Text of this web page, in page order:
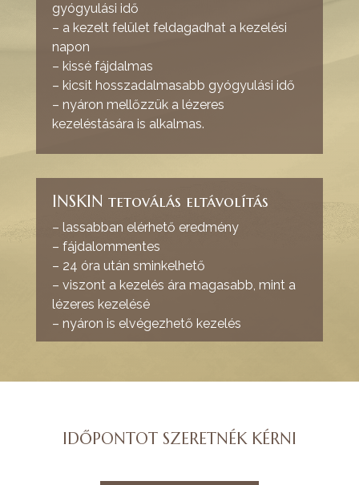
gyógyulási idő
– a kezelt felület feldagadhat a kezelési
napon
– kissé fájdalmas
– kicsit hosszadalmasabb gyógyulási idő
– nyáron mellőzzük a lézeres
kezeléstására is alkalmas.
INSKIN tetoválás eltávolítás
– lassabban elérhető eredmény
– fájdalommentes
– 24 óra után sminkelhető
– viszont a kezelés ára magasabb, mint a
lézeres kezelésé
– nyáron is elvégezhető kezelés
IDŐPONTOT SZERETNÉK KÉRNI